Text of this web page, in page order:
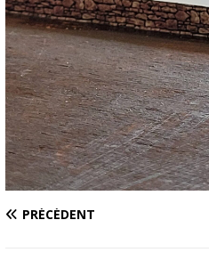
PRÉCÉDENT